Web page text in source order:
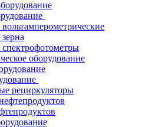
оборудование
рециркуляторы